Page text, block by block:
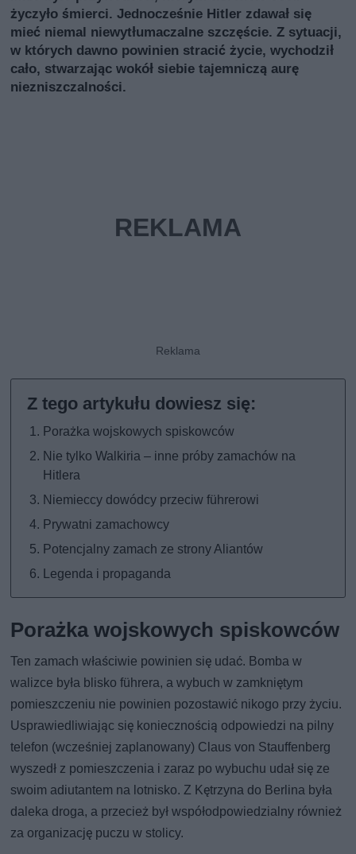
życzyło śmierci. Jednocześnie Hitler zdawał się
mieć niemal niewytłumaczalne szczęście. Z sytuacji,
w których dawno powinien stracić życie, wychodził
cało, stwarzając wokół siebie tajemniczą aurę
niezniszczalności.
Porażka wojskowych spiskowców
Nie tylko Walkiria – inne próby zamachów na
Hitlera
Niemieccy dowódcy przeciw führerowi
Prywatni zamachowcy
Potencjalny zamach ze strony Aliantów
Legenda i propaganda
Porażka wojskowych spiskowców
Ten zamach właściwie powinien się udać. Bomba w
walizce była blisko führera, a wybuch w zamkniętym
pomieszczeniu nie powinien pozostawić nikogo przy życiu.
Usprawiedliwiając się koniecznością odpowiedzi na pilny
telefon (wcześniej zaplanowany) Claus von Stauffenberg
wyszedł z pomieszczenia i zaraz po wybuchu udał się ze
swoim adiutantem na lotnisko. Z Kętrzyna do Berlina była
daleka droga, a przecież był współodpowiedzialny również
za organizację puczu w stolicy.